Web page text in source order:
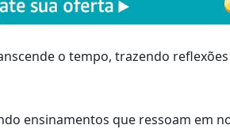
o tempo, trazendo
ensinamentos que ressoam em